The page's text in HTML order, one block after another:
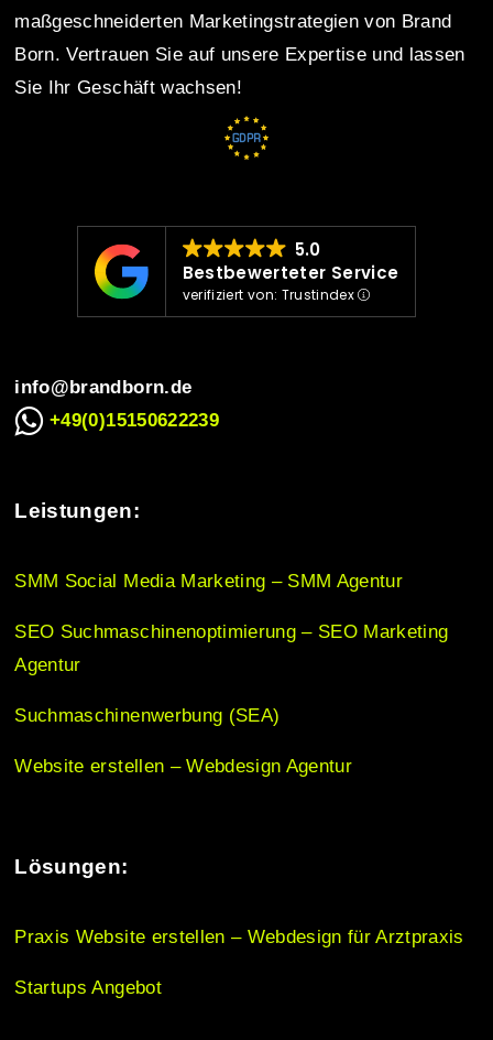
n
a
a
t
i
o
n
maßgeschneiderten Marketingstrategien von Brand
Born. Vertrauen Sie auf unsere Expertise und lassen
Sie Ihr Geschäft wachsen!
5.0
Bestbewerteter Service
verifiziert von: Trustindex
info@brandborn.de
+49(0)15150622239
Leistungen:
SMM Social Media Marketing – SMM Agentur
SEO Suchmaschinenoptimierung – SEO Marketing
Agentur
Suchmaschinenwerbung (SEA)
Website erstellen – Webdesign Agentur
Lösungen:
Praxis Website erstellen – Webdesign für Arztpraxis
Startups Angebot